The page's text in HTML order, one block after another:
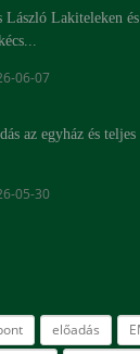
László Lakiteleken és
06-07
az egyház és
05-30
előadás